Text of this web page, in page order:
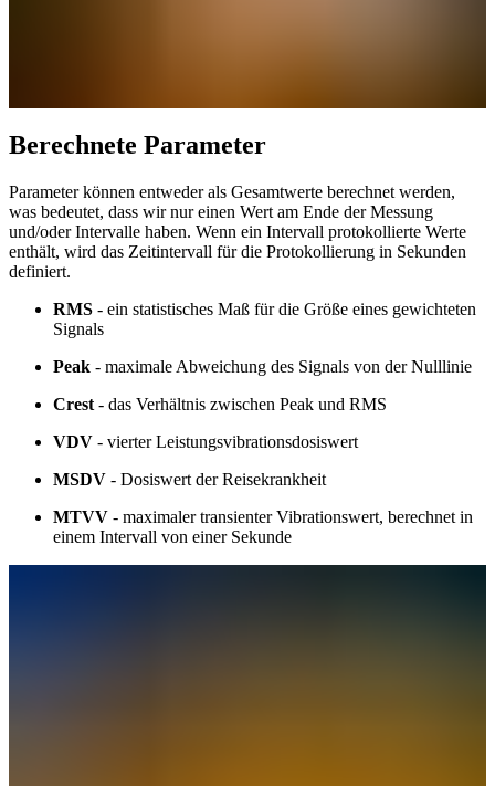
Berechnete Parameter
Parameter können entweder als Gesamtwerte berechnet werden,
was bedeutet, dass wir nur einen Wert am Ende der Messung
und/oder Intervalle haben. Wenn ein Intervall protokollierte Werte
enthält, wird das Zeitintervall für die Protokollierung in Sekunden
definiert.
RMS - ein statistisches Maß für die Größe eines gewichteten
Signals
Peak - maximale Abweichung des Signals von der Nulllinie
Crest - das Verhältnis zwischen Peak und RMS
VDV - vierter Leistungsvibrationsdosiswert
MSDV - Dosiswert der Reisekrankheit
MTVV - maximaler transienter Vibrationswert, berechnet in
einem Intervall von einer Sekunde